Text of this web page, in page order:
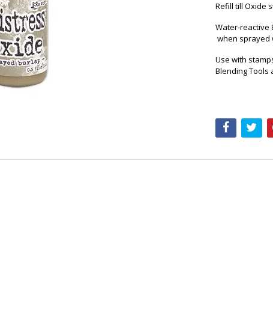
Refill till Oxide
Water-reactive
when sprayed
Use with
Blending Tools